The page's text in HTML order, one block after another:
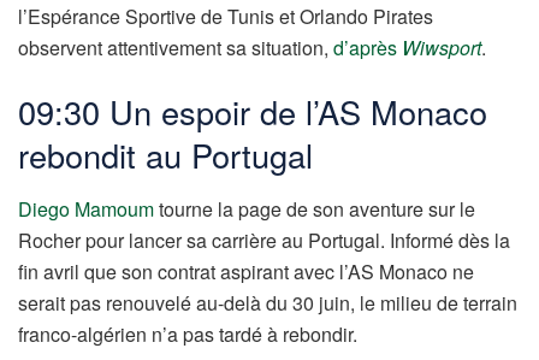
l’Espérance Sportive de Tunis et Orlando Pirates
observent attentivement sa situation, d’après Wiwsport.
09:30 Un espoir de l’AS Monaco
rebondit au Portugal
Diego Mamoumtourne la page de son aventure sur le
Rocher pour lancer sa carrière au Portugal. Informé dès la
fin avril que son contrat aspirant avec l’AS Monaco ne
serait pas renouvelé au-delà du 30 juin, le milieu de terrain
franco-algérien n’a pas tardé à rebondir.